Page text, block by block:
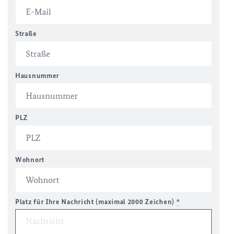
Straße
Hausnummer
PLZ
Wohnort
Platz für Ihre Nachricht (maximal 2000 Zeichen) *